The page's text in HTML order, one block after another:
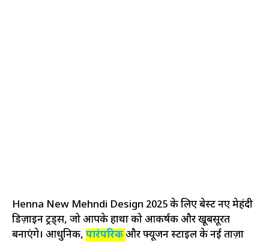
Henna New Mehndi Design 2025 के लिए बेस्ट नए मेहंदी
डिज़ाइन ट्रेंड्स, जो आपके हाथों को आकर्षक और खूबसूरत
बनाएंगे। आधुनिक, पारंपरिकऔर फ्यूजन स्टाइल के नई ताज़ा